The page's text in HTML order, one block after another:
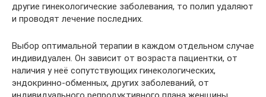
другие гинекологические заболевания, то полип удаляют
и проводят лечение последних.
Выбор оптимальной терапии в каждом отдельном случае
индивидуален. Он зависит от возраста пациентки, от
наличия у неё сопутствующих гинекологических,
эндокринно-обменных, других заболеваний, от